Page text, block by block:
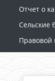
Отчет о
Сельские
Правовой